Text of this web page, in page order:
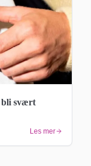
bli svært
Les mer